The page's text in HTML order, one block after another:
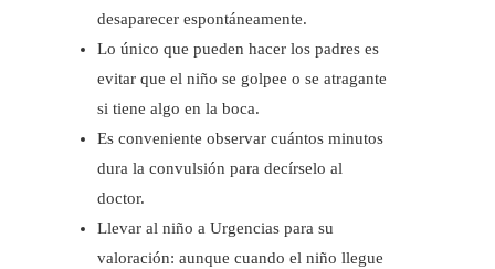
desaparecer espontáneamente.
Lo único que pueden hacer los padres es
evitar que el niño se golpee o se atragante
si tiene algo en la boca.
Es conveniente observar cuántos minutos
dura la convulsión para decírselo al
doctor.
Llevar al niño a Urgencias para su
valoración: aunque cuando el niño llegue